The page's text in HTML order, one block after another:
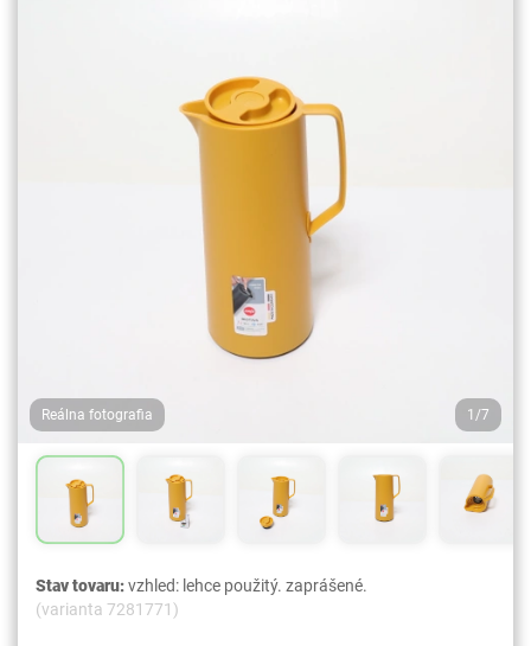
Reálna fotografia 1/7
Stav tovaru:vzhled: lehce použitý. zaprášené.
(varianta 7281771)